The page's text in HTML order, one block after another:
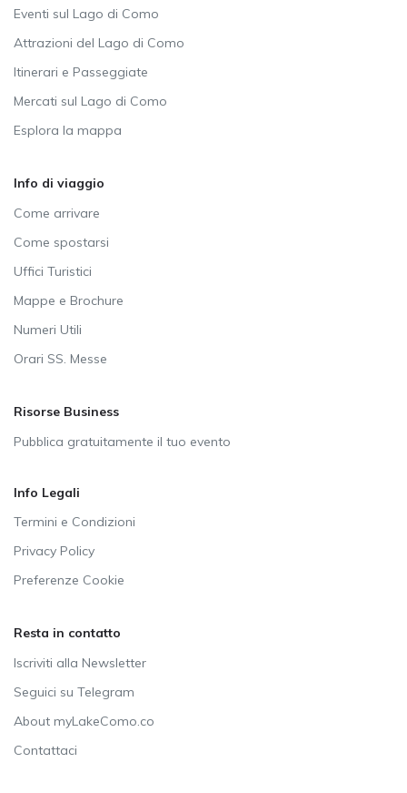
Eventi sul Lago di Como
Attrazioni del Lago di Como
Itinerari e Passeggiate
Mercati sul Lago di Como
Esplora la mappa
Info di viaggio
Come arrivare
Come spostarsi
Uffici Turistici
Mappe e Brochure
Numeri Utili
Orari SS. Messe
Risorse Business
Pubblica gratuitamente il tuo evento
Info Legali
Termini e Condizioni
Privacy Policy
Preferenze Cookie
Resta in contatto
Iscriviti alla Newsletter
Seguici su Telegram
About myLakeComo.co
Contattaci